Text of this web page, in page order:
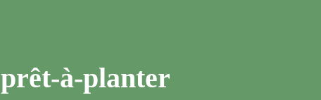
prêt-à-planter